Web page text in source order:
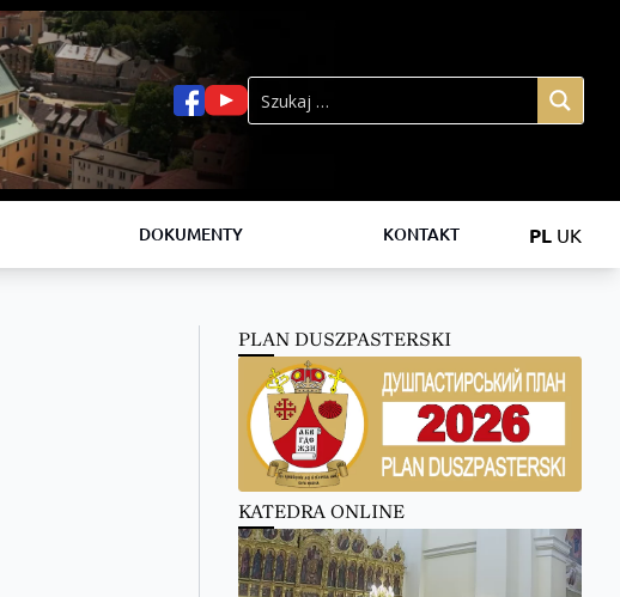
DOKUMENTY KONTAKT PL UK
PLAN DUSZPASTERSKI
KATEDRA ONLINE